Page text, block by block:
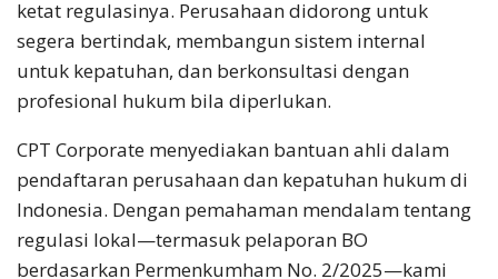
ketat regulasinya. Perusahaan didorong untuk
segera bertindak, membangun sistem internal
untuk kepatuhan, dan berkonsultasi dengan
profesional hukum bila diperlukan.
CPT Corporate menyediakan bantuan ahli dalam
pendaftaran perusahaan dan kepatuhan hukum di
Indonesia. Dengan pemahaman mendalam tentang
regulasi lokal—termasuk pelaporan BO
berdasarkan Permenkumham No. 2/2025—kami